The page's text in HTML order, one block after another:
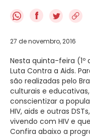
f
27 de novembro, 2016
Nesta quinta-feira (1º
Luta Contra a Aids.
são realizadas pelo
culturais e
conscientizar a
HIV, aids e outras
vivendo com HIV e
Confira abaixo a